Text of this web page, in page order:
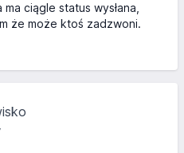
ciągle status wysłana,
że może ktoś zadzwoni.